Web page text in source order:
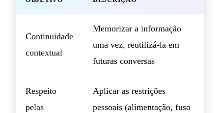
Continuidade
contextual
Memorizar a informação
uma vez, reutilizá-la em
futuras conversas
Respeito
pelas
Aplicar as restrições
pessoais (alimentação, fuso